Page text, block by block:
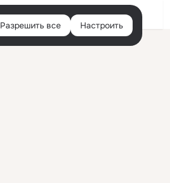
Войти
Разрешить все Настроить